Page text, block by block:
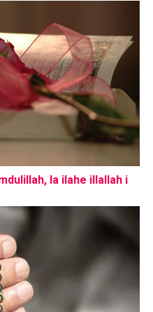
la ilahe illallah i